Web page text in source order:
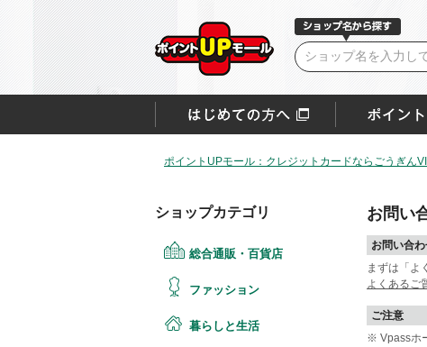
ポイントUPモール：クレジットカードならごうぎん
ショップカテゴリ
総合通販・百貨店
ファッション
暮らしと生活
お問い
お問い合
まずは「よ
よくあるご
ご注意
※ Vpassホ